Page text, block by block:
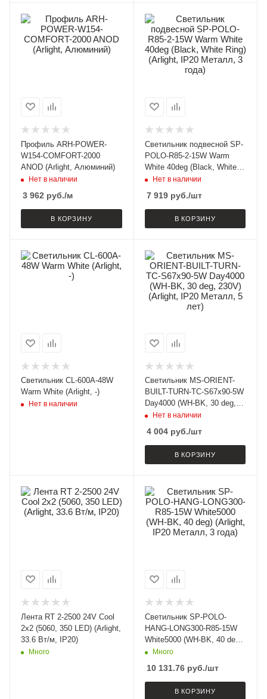
Профиль ARH-POWER-
W154-COMFORT-2000
ANOD (Arlight, Алюминий)
Нет в наличии
3 962 руб./м
В КОРЗИНУ
Светильник подвесной SP-
POLO-R85-2-15W Warm
White 40deg (Black, White
Ring) (Arlight, IP20 Металл,
Нет в наличии
7 919руб./шт
В КОРЗИНУ
Светильник CL-600A-48W
Warm White (Arlight, -)
Нет в наличии
Светильник MS-ORIENT-
BUILT-TURN-TC-S67x90-5W
Day4000 (WH-BK, 30 deg,
230V) (Arlight, IP20 Металл,
Нет в наличии
4 004руб./шт
В КОРЗИНУ
Лента RT 2-2500 24V Cool
2x2 (5060, 350 LED) (Arlight,
33.6 Вт/м, IP20)
Много
Светильник SP-POLO-
HANG-LONG300-R85-15W
White5000 (WH-BK, 40 deg)
(Arlight, IP20 Металл, 3
Много
10 131.76руб./шт
В КОРЗИНУ